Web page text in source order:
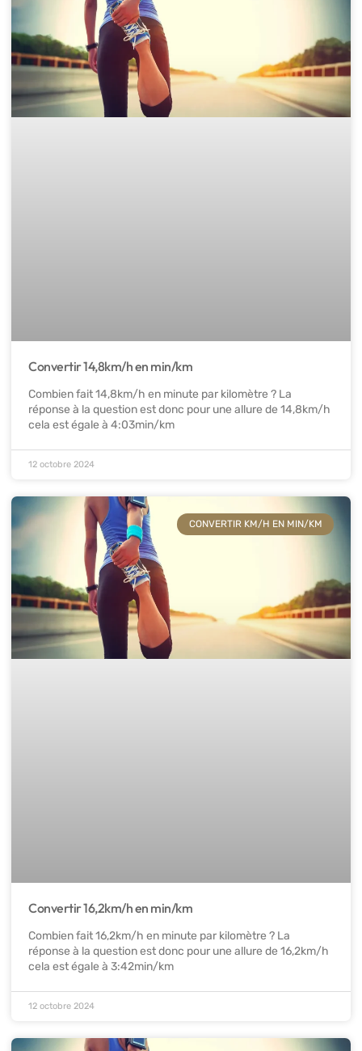
Convertir 14,8km/h en min/km
Combien fait 14,8km/h en minute par kilomètre ? La
réponse à la question est donc pour une allure de 14,8km/h
cela est égale à 4:03min/km
12 octobre 2024
CONVERTIR KM/H EN MIN/KM
Convertir 16,2km/h en min/km
Combien fait 16,2km/h en minute par kilomètre ? La
réponse à la question est donc pour une allure de 16,2km/h
cela est égale à 3:42min/km
12 octobre 2024